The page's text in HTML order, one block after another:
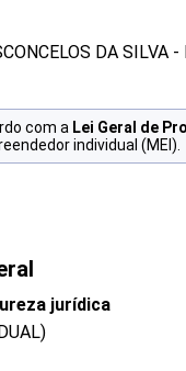
DA SILVA -
com a Lei Geral de
individual (MEI).
jurídica